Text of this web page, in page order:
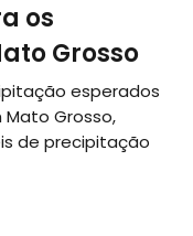
os
Grosso
esperados
Mato Grosso,
de precipitação